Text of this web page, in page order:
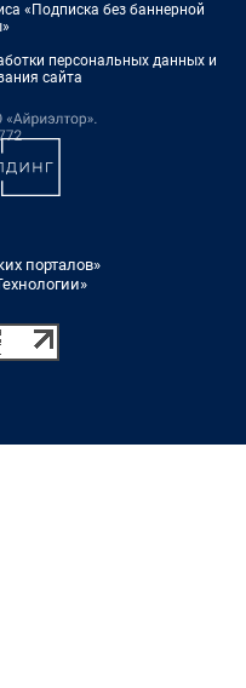
«Подписка без баннерной
персональных данных и
сайта
порталов»